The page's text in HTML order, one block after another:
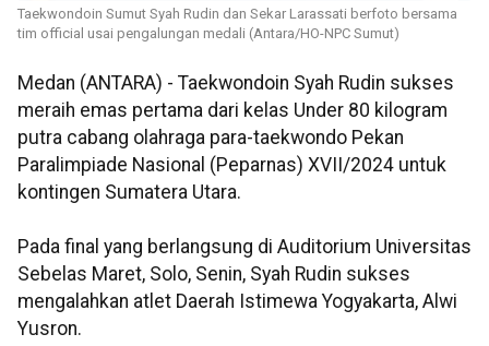
Taekwondoin Sumut Syah Rudin dan Sekar Larassati berfoto bersama
tim official usai pengalungan medali (Antara/HO-NPC Sumut)
Medan (ANTARA) - Taekwondoin Syah Rudin sukses
meraih emas pertama dari kelas Under 80 kilogram
putra cabang olahraga para-taekwondo Pekan
Paralimpiade Nasional (Peparnas) XVII/2024 untuk
kontingen Sumatera Utara.
Pada final yang berlangsung di Auditorium Universitas
Sebelas Maret, Solo, Senin, Syah Rudin sukses
mengalahkan atlet Daerah Istimewa Yogyakarta, Alwi
Yusron.